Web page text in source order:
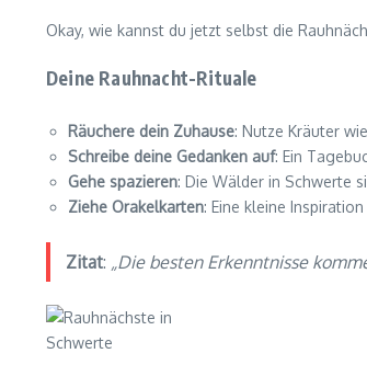
Okay, wie kannst du jetzt selbst die
Deine Rauhnacht-Rituale
Räuchere dein Zuhause: Nutze Kräuter
Schreibe deine Gedanken auf: Ein
Gehe spazieren: Die Wälder in Schwerte
Ziehe Orakelkarten: Eine kleine
Zitat: „Die besten Erkenntnisse